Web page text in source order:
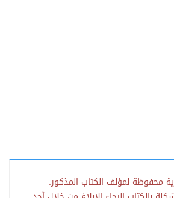
محفوظة لمؤلف الكتاب المذكور.